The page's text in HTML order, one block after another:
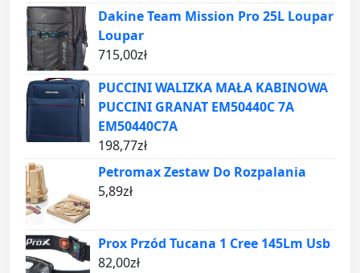
Dakine Team Mission Pro 25L Loupar
Loupar
715,00zł
PUCCINI WALIZKA MAŁA KABINOWA
PUCCINI GRANAT EM50440C 7A
EM50440C7A
198,77zł
Petromax Zestaw Do Rozpalania
5,89zł
Prox Przód Tucana 1 Cree 145Lm Usb
82,00zł